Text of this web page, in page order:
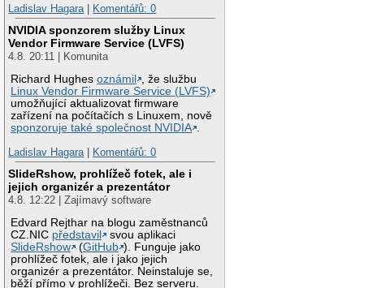
Ladislav Hagara| Komentářů: 0
NVIDIA sponzorem služby Linux
Vendor Firmware Service (LVFS)
4.8. 20:11 | Komunita
Richard Hughesoznámil
, že službu
Linux Vendor Firmware Service (LVFS)
umožňující aktualizovat firmware
zařízení na počítačích s Linuxem, nově
sponzoruje také společnost NVIDIA .
Ladislav Hagara| Komentářů: 0
SlideRshow, prohlížeč fotek, ale i
jejich organizér a prezentátor
4.8. 12:22 | Zajímavý software
Edvard Rejthar na blogu zaměstnanců
CZ.NIC představil
svou aplikaci
SlideRshow
(GitHub ). Funguje jako
prohlížeč fotek, ale i jako jejich
organizér a prezentátor. Neinstaluje se,
běží přímo v prohlížeči. Bez serveru.